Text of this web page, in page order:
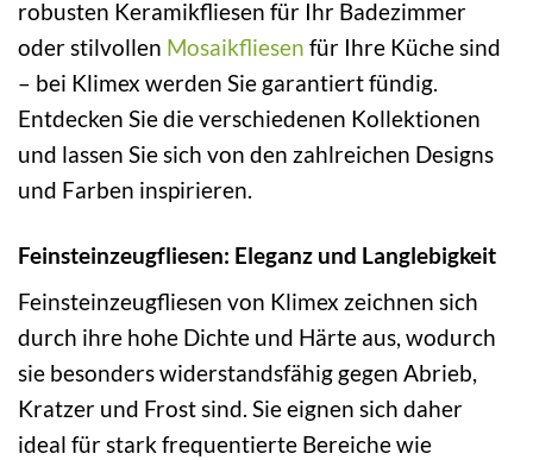
robusten Keramikfliesen für Ihr Badezimmer
oder stilvollen Mosaikfliesen für Ihre Küche sind
– bei Klimex werden Sie garantiert fündig.
Entdecken Sie die verschiedenen Kollektionen
und lassen Sie sich von den zahlreichen Designs
und Farben inspirieren.
Feinsteinzeugfliesen: Eleganz und Langlebigkeit
Feinsteinzeugfliesen von Klimex zeichnen sich
durch ihre hohe Dichte und Härte aus, wodurch
sie besonders widerstandsfähig gegen Abrieb,
Kratzer und Frost sind. Sie eignen sich daher
ideal für stark frequentierte Bereiche wie